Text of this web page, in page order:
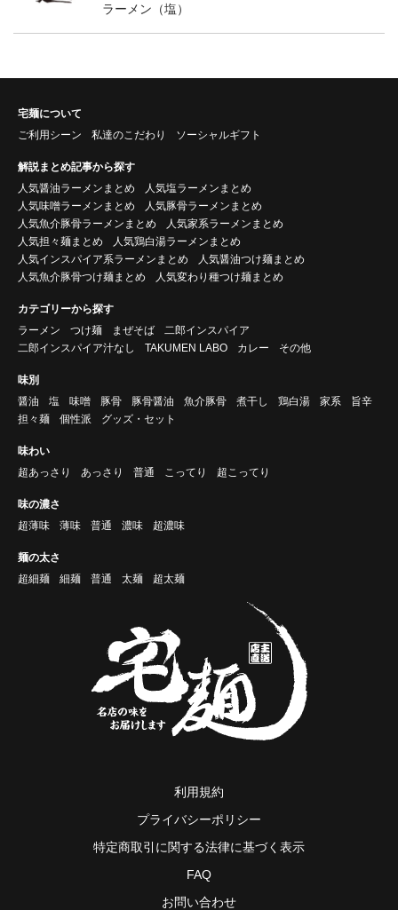
ラーメン（塩）
宅麺について
ご利用シーン
私達のこだわり ソーシャルギフト
解説まとめ記事から探す
人気醤油ラーメンまとめ
人気塩ラーメンまとめ
人気味噌ラーメンまとめ
人気豚骨ラーメンまとめ
人気魚介豚骨ラーメンまとめ
人気家系ラーメンまとめ
人気担々麺まとめ
人気鶏白湯ラーメンまとめ
人気インスパイア系ラーメンまとめ
人気醤油つけ麺まとめ
人気魚介豚骨つけ麺まとめ
人気変わり種つけ麺まとめ
カテゴリーから探す
ラーメン
つけ麺 まぜそば
二郎インスパイア
二郎インスパイア汁なし
TAKUMEN LABO カレー その他
味別
醤油
塩 味噌 豚骨 豚骨醤油 魚介豚骨 煮干し 鶏白湯 家系
旨辛
担々麺
個性派 グッズ・セット
味わい
超あっさり
あっさり 普通 こってり 超こってり
味の濃さ
超薄味
薄味 普通 濃味 超濃味
麺の太さ
超細麺
細麺 普通 太麺 超太麺
利用規約
プライバシーポリシー
特定商取引に関する法律に基づく表示
FAQ
お問い合わせ